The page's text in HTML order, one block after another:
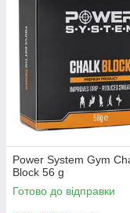
Power System Gym
Block 56 g
Готово до відправки